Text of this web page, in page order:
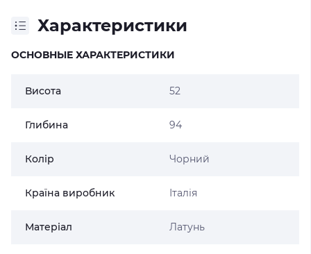
Характеристики
ОСНОВНЫЕ ХАРАКТЕРИСТИКИ
Висота 52
Глибина 94
Колір Чорний
Країна виробник Італія
Матеріал Латунь